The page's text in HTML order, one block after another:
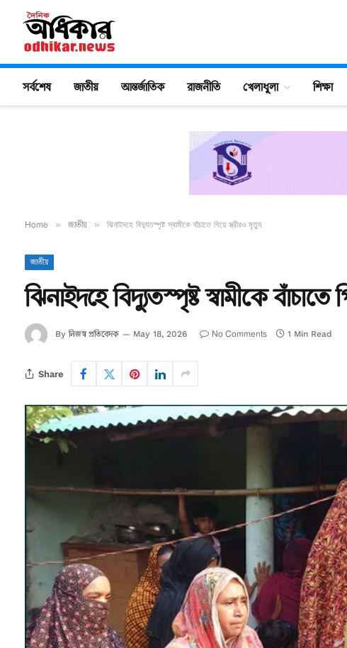
সর্বশেষ জাতীয় আন্তর্জাতিক রাজনীতি খেলাধুলা শিক্ষা
Home » জাতীয় » ঝিনাইদহে বিদ্যুতস্পৃষ্ট স্বামীকে বাঁচাতে গিয়ে স্ত্রীরও মৃত্যু
জাতীয়
ঝিনাইদহে বিদ্যুতস্পৃষ্ট স্বামীকে বাঁচাতে
By নিজস্ব প্রতিবেদক May 18, 2026 No Comments 1 Min Read
Share